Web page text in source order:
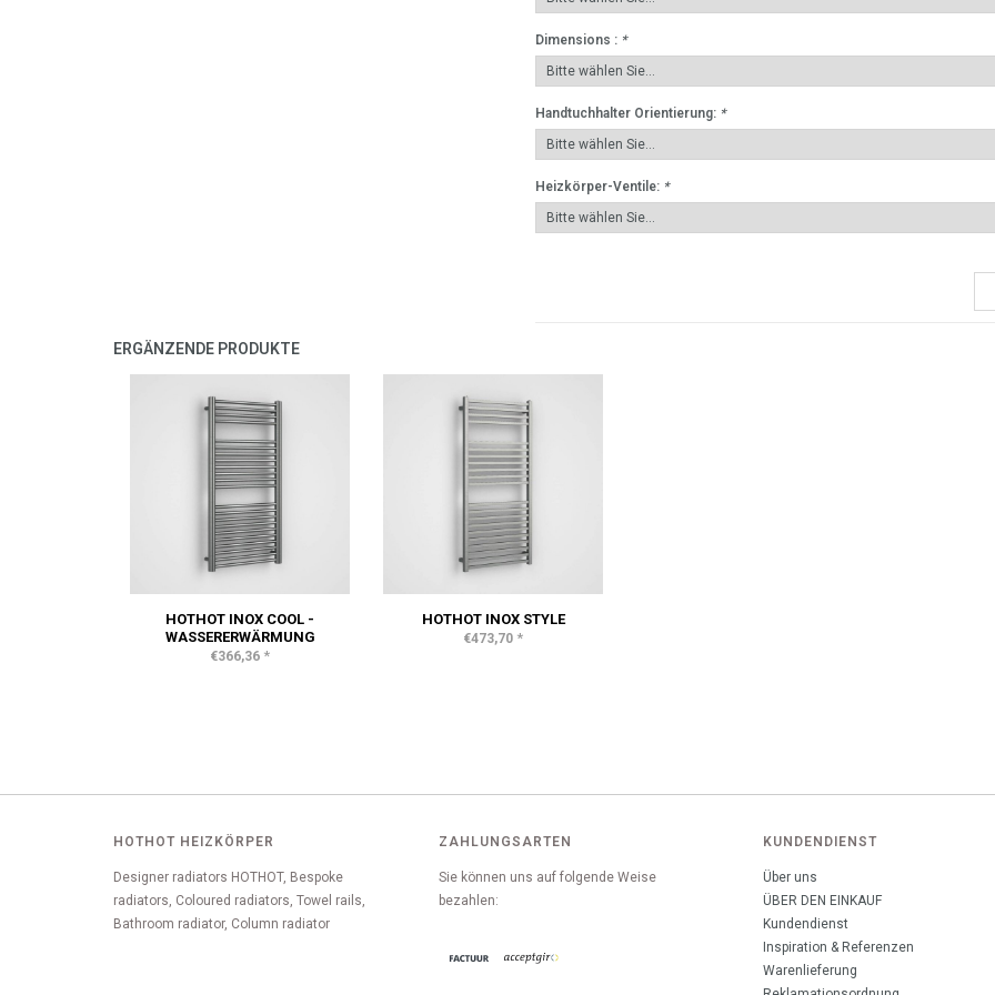
Dimensions : *
Handtuchhalter Orientierung: *
Heizkörper-Ventile: *
ERGÄNZENDE PRODUKTE
HOTHOT INOX COOL -
WASSERERWÄRMUNG
€366,36 *
HOTHOT INOX STYLE
€473,70 *
HOTHOT HEIZKÖRPER
Designer radiators HOTHOT, Bespoke
radiators, Coloured radiators, Towel rails,
Bathroom radiator, Column radiator
ZAHLUNGSARTEN
Sie können uns auf folgende Weise
bezahlen:
KUNDENDIENST
Über uns
ÜBER DEN EINKAUF
Kundendienst
Inspiration & Referenzen
Warenlieferung